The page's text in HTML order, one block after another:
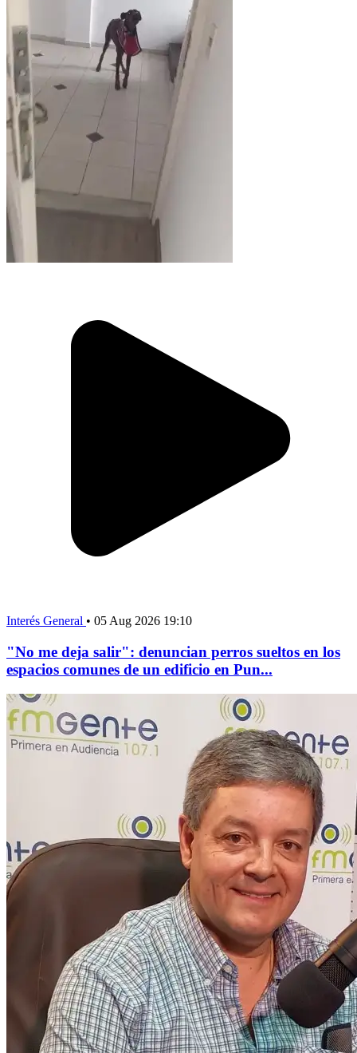
Interés General • 05 Aug 2026 19:10
"No me deja salir": denuncian perros sueltos en los
espacios comunes de un edificio en Pun...